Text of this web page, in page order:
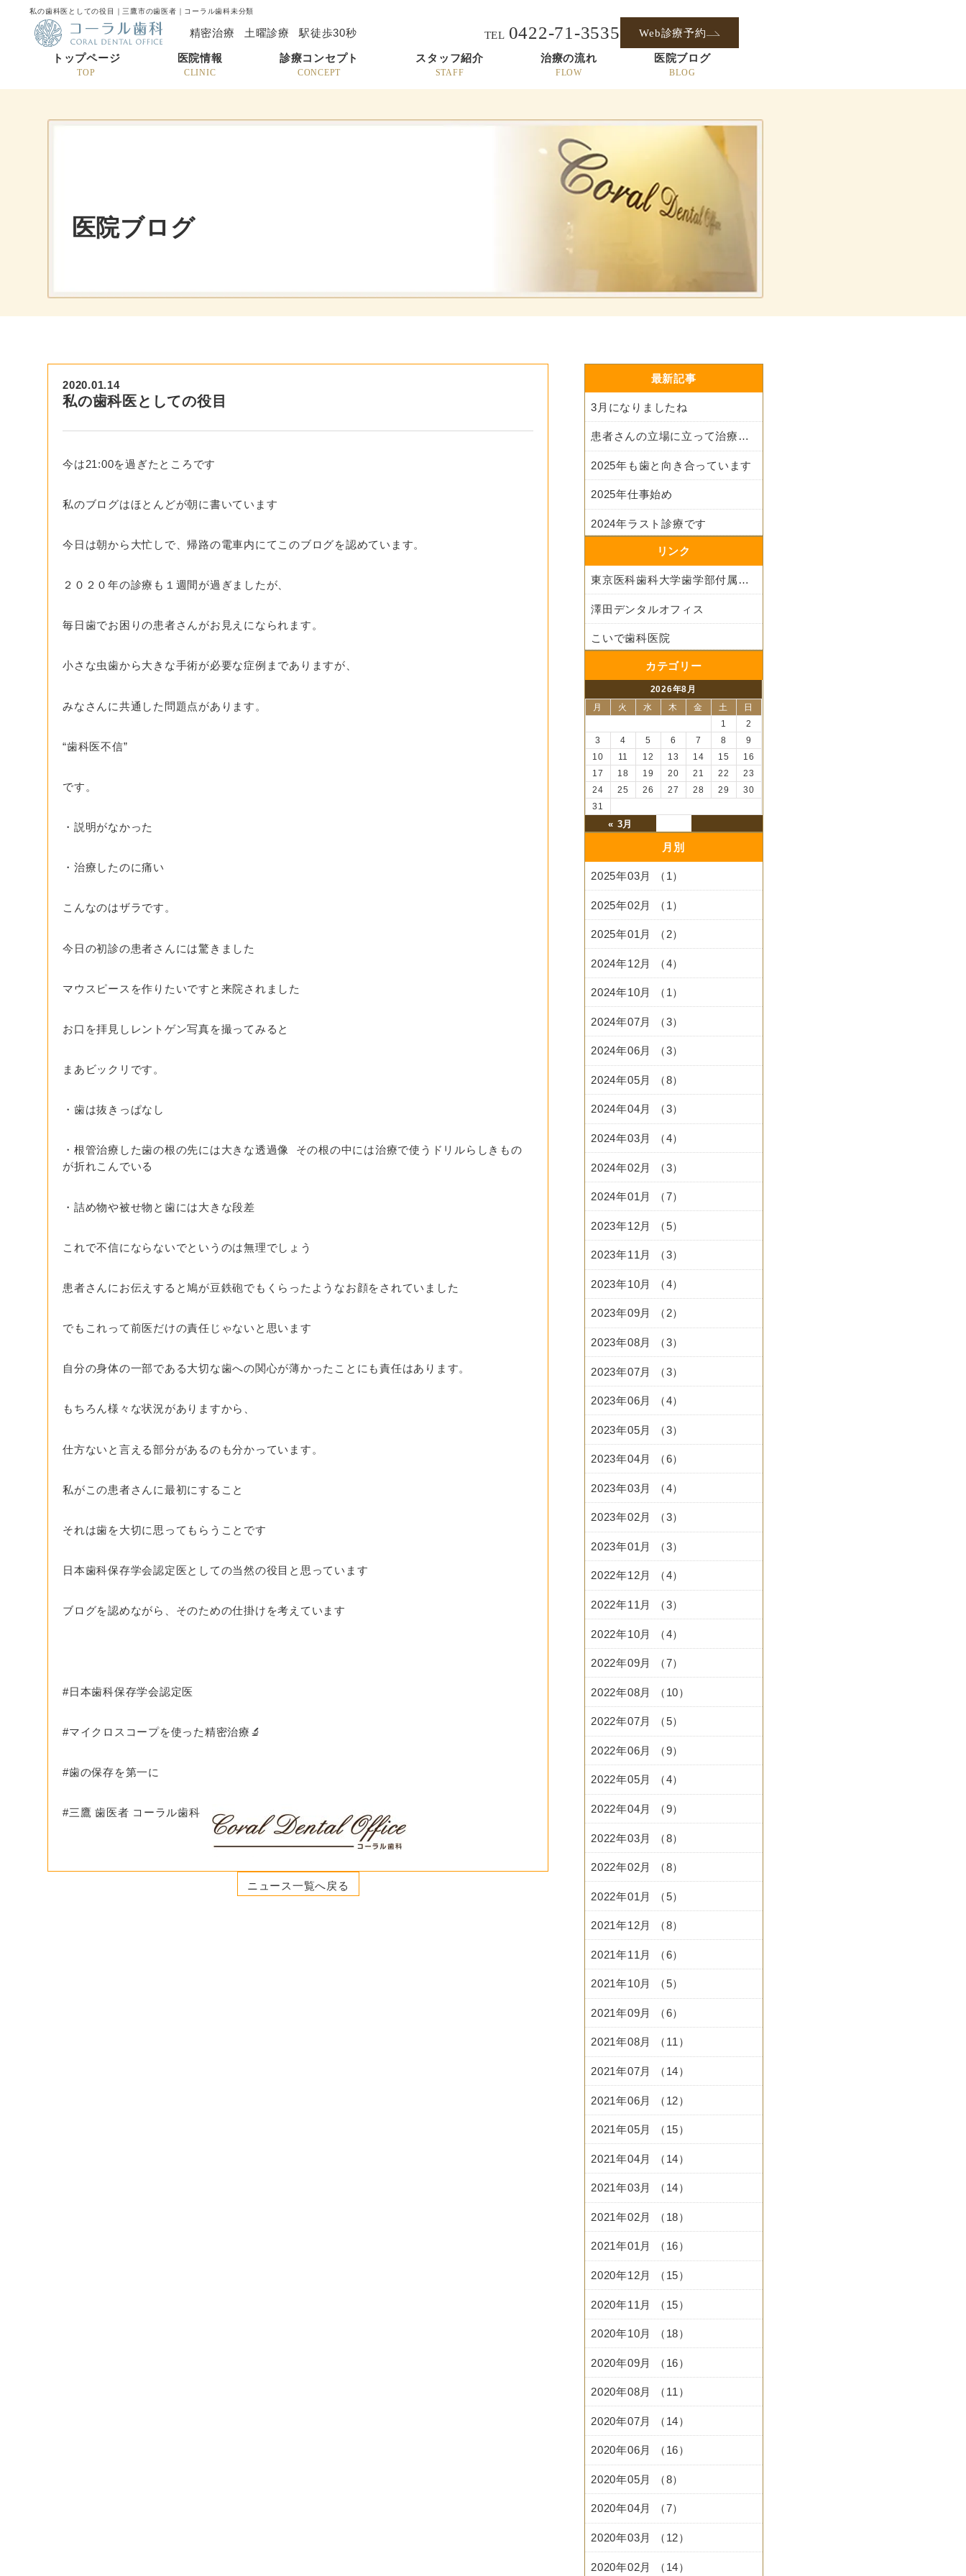
私の歯科医としての役目｜三鷹市の歯医者｜コーラル歯科未分類
精密治療 土曜診療 駅徒歩30秒 TEL 0422-71-3535 Web診療予約
トップページ
TOP
医院情報
CLINIC
診療コンセプト
CONCEPT
スタッフ紹介
STAFF
治療の流れ
FLOW
医院ブログ
BLOG
医院ブログ
2020.01.14
私の歯科医としての役目
今は21:00を過ぎたところです
私のブログはほとんどが朝に書いています
今日は朝から大忙しで、帰路の電車内にてこのブログを認めています。
２０２０年の診療も１週間が過ぎましたが、
毎日歯でお困りの患者さんがお見えになられます。
小さな虫歯から大きな手術が必要な症例までありますが、
みなさんに共通した問題点があります。
“歯科医不信”
です。
・説明がなかった
・治療したのに痛い
こんなのはザラです。
今日の初診の患者さんには驚きました
マウスピースを作りたいですと来院されました
お口を拝見しレントゲン写真を撮ってみると
まあビックリです。
・歯は抜きっぱなし
・根管治療した歯の根の先には大きな透過像 その根の中には治療で使うドリルらしきもの
が折れこんでいる
・詰め物や被せ物と歯には大きな段差
これで不信にならないでというのは無理でしょう
患者さんにお伝えすると鳩が豆鉄砲でもくらったようなお顔をされていました
でもこれって前医だけの責任じゃないと思います
自分の身体の一部である大切な歯への関心が薄かったことにも責任はあります。
もちろん様々な状況がありますから、
仕方ないと言える部分があるのも分かっています。
私がこの患者さんに最初にすること
それは歯を大切に思ってもらうことです
日本歯科保存学会認定医としての当然の役目と思っています
ブログを認めながら、そのための仕掛けを考えています
#日本歯科保存学会認定医
#マイクロスコープを使った精密治療🔬
#歯の保存を第一に
#三鷹 歯医者 コーラル歯科
ニュース一覧へ戻る
最新記事
3月になりましたね
患者さんの立場に立って治療法を考える
2025年も歯と向き合っています
2025年仕事始め
2024年ラスト診療です
リンク
東京医科歯科大学歯学部付属病院
澤田デンタルオフィス
こいで歯科医院
カテゴリー
2026年8月
月
火 水 木 金 土
日
1
2
3
4 5 6 7 8
9
10
11 12 13 14 15
16
17
18 19 20 21 22
23
24
25 26 27 28 29
30
31
« 3月
月別
2025年03月 （1）
2025年02月 （1）
2025年01月 （2）
2024年12月 （4）
2024年10月 （1）
2024年07月 （3）
2024年06月 （3）
2024年05月 （8）
2024年04月 （3）
2024年03月 （4）
2024年02月 （3）
2024年01月 （7）
2023年12月 （5）
2023年11月 （3）
2023年10月 （4）
2023年09月 （2）
2023年08月 （3）
2023年07月 （3）
2023年06月 （4）
2023年05月 （3）
2023年04月 （6）
2023年03月 （4）
2023年02月 （3）
2023年01月 （3）
2022年12月 （4）
2022年11月 （3）
2022年10月 （4）
2022年09月 （7）
2022年08月 （10）
2022年07月 （5）
2022年06月 （9）
2022年05月 （4）
2022年04月 （9）
2022年03月 （8）
2022年02月 （8）
2022年01月 （5）
2021年12月 （8）
2021年11月 （6）
2021年10月 （5）
2021年09月 （6）
2021年08月 （11）
2021年07月 （14）
2021年06月 （12）
2021年05月 （15）
2021年04月 （14）
2021年03月 （14）
2021年02月 （18）
2021年01月 （16）
2020年12月 （15）
2020年11月 （15）
2020年10月 （18）
2020年09月 （16）
2020年08月 （11）
2020年07月 （14）
2020年06月 （16）
2020年05月 （8）
2020年04月 （7）
2020年03月 （12）
2020年02月 （14）